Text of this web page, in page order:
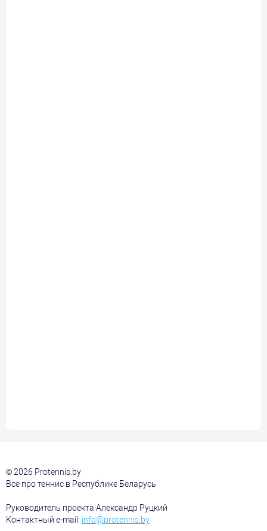
© 2026 Protennis.by
Все про теннис в Республике Беларусь
Руководитель проекта Александр Руцкий
Контактный e-mail: info@protennis.by